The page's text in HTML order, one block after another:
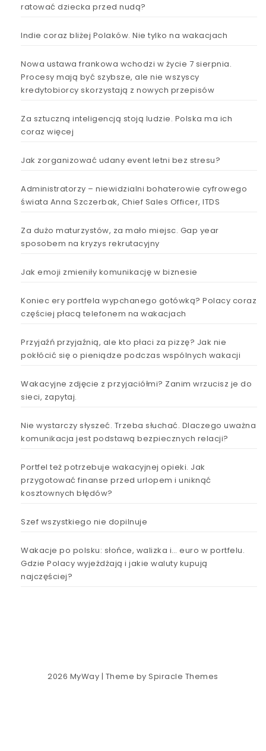
ratować dziecka przed nudą?
Indie coraz bliżej Polaków. Nie tylko na wakacjach
Nowa ustawa frankowa wchodzi w życie 7 sierpnia.
Procesy mają być szybsze, ale nie wszyscy
kredytobiorcy skorzystają z nowych przepisów
Za sztuczną inteligencją stoją ludzie. Polska ma ich
coraz więcej
Jak zorganizować udany event letni bez stresu?
Administratorzy – niewidzialni bohaterowie cyfrowego
świata Anna Szczerbak, Chief Sales Officer, ITDS
Za dużo maturzystów, za mało miejsc. Gap year
sposobem na kryzys rekrutacyjny
Jak emoji zmieniły komunikację w biznesie
Koniec ery portfela wypchanego gotówką? Polacy coraz
częściej płacą telefonem na wakacjach
Przyjaźń przyjaźnią, ale kto płaci za pizzę? Jak nie
pokłócić się o pieniądze podczas wspólnych wakacji
Wakacyjne zdjęcie z przyjaciółmi? Zanim wrzucisz je do
sieci, zapytaj.
Nie wystarczy słyszeć. Trzeba słuchać. Dlaczego uważna
komunikacja jest podstawą bezpiecznych relacji?
Portfel też potrzebuje wakacyjnej opieki. Jak
przygotować finanse przed urlopem i uniknąć
kosztownych błędów?
Szef wszystkiego nie dopilnuje
Wakacje po polsku: słońce, walizka i… euro w portfelu.
Gdzie Polacy wyjeżdżają i jakie waluty kupują
najczęściej?
2026 MyWay | Theme bySpiracle Themes